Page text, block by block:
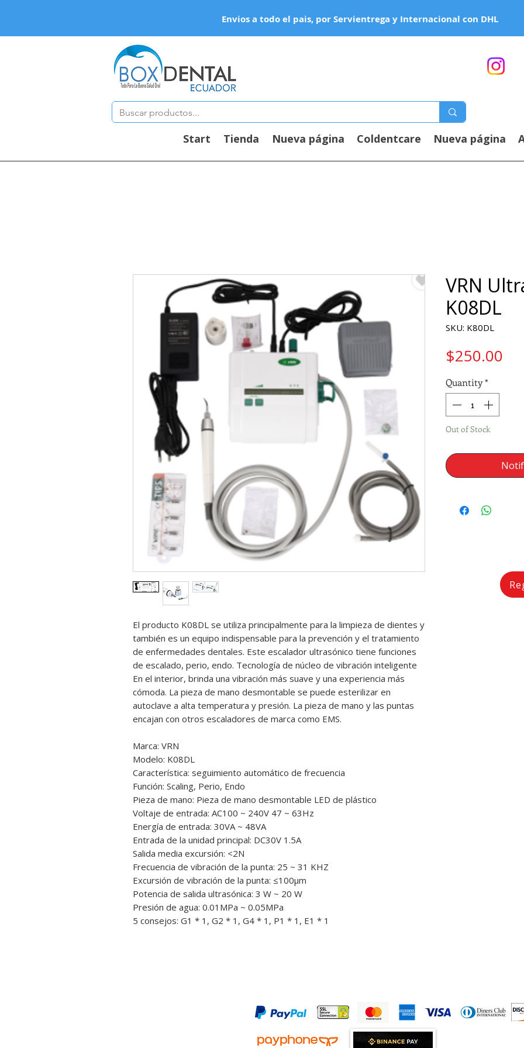
Envios a todo el pais, por Servientrega y Internacional con DHL
Start Tienda Nueva página Coldentcare Nueva página
El producto K08DL se utiliza principalmente para la limpieza de dientes y
también es un equipo indispensable para la prevención y el tratamiento
de enfermedades dentales. Este escalador ultrasónico tiene funciones
de escalado, perio, endo. Tecnología de núcleo de vibración inteligente
En el interior, brinda una vibración más suave y una experiencia más
cómoda. La pieza de mano desmontable se puede esterilizar en
autoclave a alta temperatura y presión. La pieza de mano y las puntas
encajan con otros escaladores de marca como EMS.
Marca: VRN
Modelo: K08DL
Característica: seguimiento automático de frecuencia
Función: Scaling, Perio, Endo
Pieza de mano: Pieza de mano desmontable LED de plástico
Voltaje de entrada: AC100 ~ 240V 47 ~ 63Hz
Energía de entrada: 30VA ~ 48VA
Entrada de la unidad principal: DC30V 1.5A
Salida media excursión: <2N
Frecuencia de vibración de la punta: 25 ~ 31 KHZ
Excursión de vibración de la punta: ≤100μm
Potencia de salida ultrasónica: 3 W ~ 20 W
Presión de agua: 0.01MPa ~ 0.05MPa
5 consejos: G1 * 1, G2 * 1, G4 * 1, P1 * 1, E1 * 1
VRN
K08DL
SKU: K80DL
$250.00
Quantity*
Out of Stock